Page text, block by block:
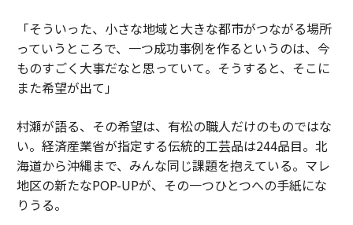
「そういった、小さな地域と大きな都市がつながる場所
っていうところで、一つ成功事例を作るというのは、今
ものすごく大事だなと思っていて。そうすると、そこに
また希望が出て」
村瀬が語る、その希望は、有松の職人だけのものではな
い。経済産業省が指定する伝統的工芸品は244品目。北
海道から沖縄まで、みんな同じ課題を抱えている。マレ
地区の新たなPOP-UPが、その一つひとつへの手紙にな
りうる。